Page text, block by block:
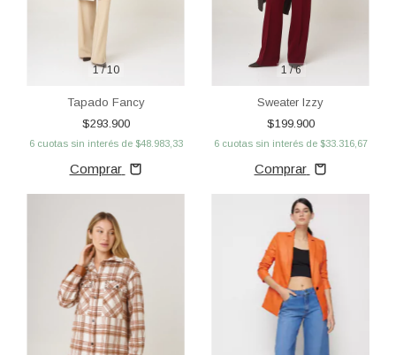
1/10
Tapado Fancy
$293.900
6 cuotas sin interés de $48.983,33
Comprar
1 /6
Sweater Izzy
$199.900
6 cuotas sin interés de $33.316,67
Comprar